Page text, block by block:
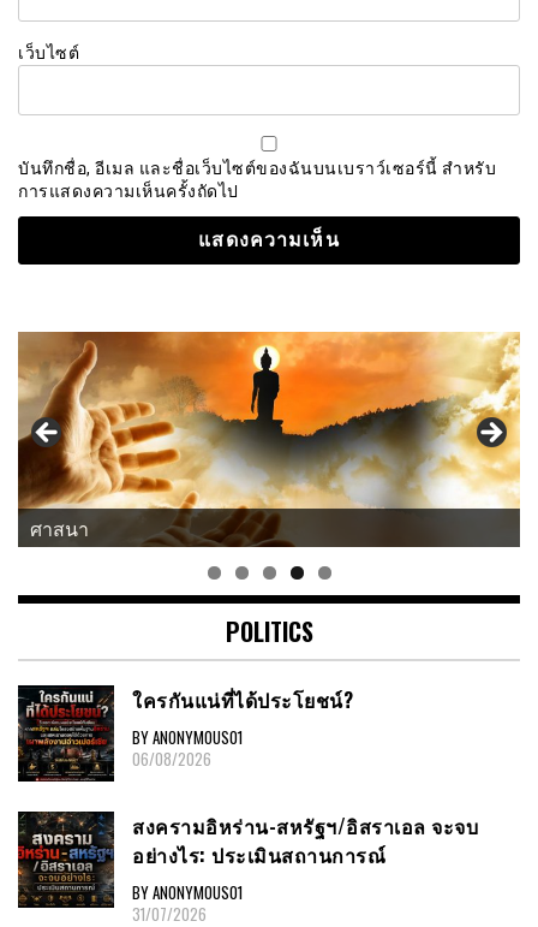
เว็บไซต์
บันทึกชื่อ, อีเมล และชื่อเว็บไซต์ของฉันบนเบราว์เซอร์นี้ สำหรับ
การแสดงความเห็นครั้งถัดไป
ศาสนา
POLITICS
ใครกันแน่ที่ได้ประโยชน์?
BY ANONYMOUS01
06/08/2026
สงครามอิหร่าน-สหรัฐฯ/อิสราเอล จะจบ
อย่างไร: ประเมินสถานการณ์
BY ANONYMOUS01
31/07/2026